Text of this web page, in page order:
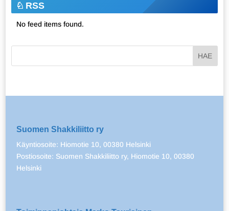
RSS
No feed items found.
Suomen Shakkiliitto ry
Käyntiosoite: Hiomotie 10, 00380 Helsinki
Postiosoite: Suomen Shakkiliitto ry, Hiomotie 10, 00380
Helsinki